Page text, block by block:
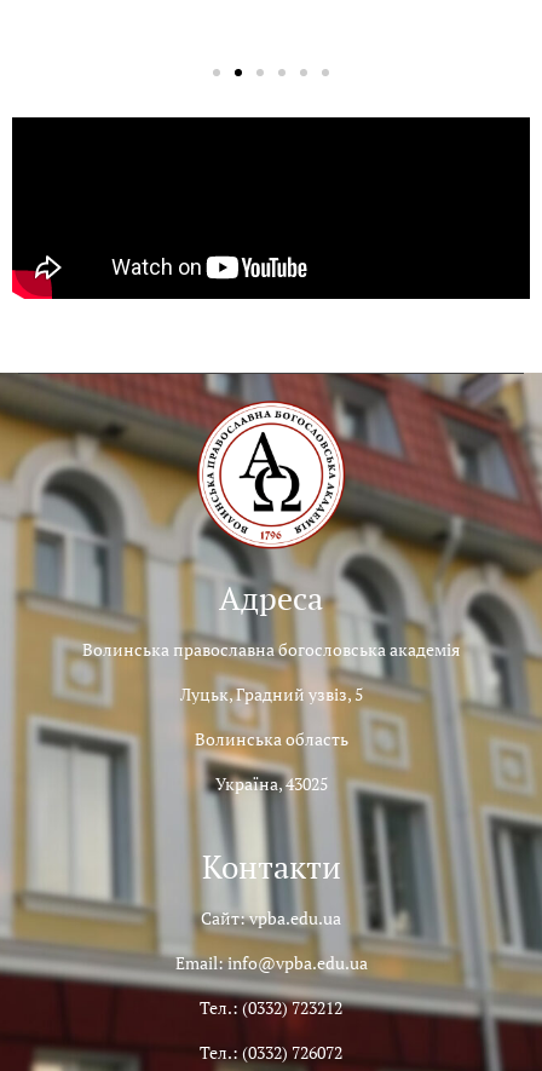
Адреса
Волинська православна богословська академія
Луцьк, Градний узвіз, 5
Волинська область
Україна, 43025
Контакти
Сайт: vpba.edu.ua
Email: info@vpba.edu.ua
Тел.: (0332) 723212
Тел.: (0332) 726072